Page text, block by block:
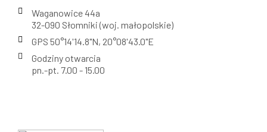
Waganowice 44a
32-090 Słomniki (woj. małopolskie)
GPS 50°14'14.8"N, 20°08'43.0"E
Godziny otwarcia
pn.-pt. 7.00 - 15.00